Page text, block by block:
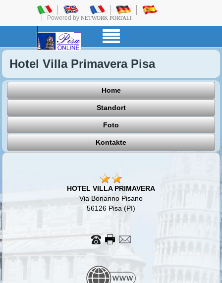
Powered by NETWORK PORTALI
Hotel Villa Primavera Pisa
Home
Standort
Foto
Kontakte
HOTEL VILLA PRIMAVERA
Via Bonanno Pisano
56126 Pisa (PI)